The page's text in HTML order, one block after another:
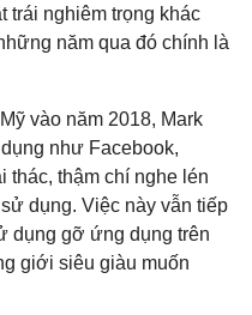
trái nghiêm trọng khác
năm qua đó chính là
vào năm 2018, Mark
như Facebook,
thác, thậm chí nghe lén
dụng. Việc này vẫn tiếp
dụng gỡ ứng dụng trên
giới siêu giàu muốn